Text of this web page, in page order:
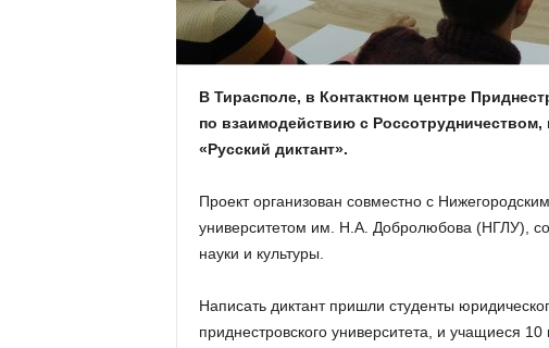
В Тирасполе, в Контактном центре
по взаимодействию с
«Русский диктант».
Проект организован совместно с
университетом им. Н.А. Добролюбова (НГЛУ),
науки и культуры.
Написать диктант пришли студенты
приднестровского университета, и учащиеся